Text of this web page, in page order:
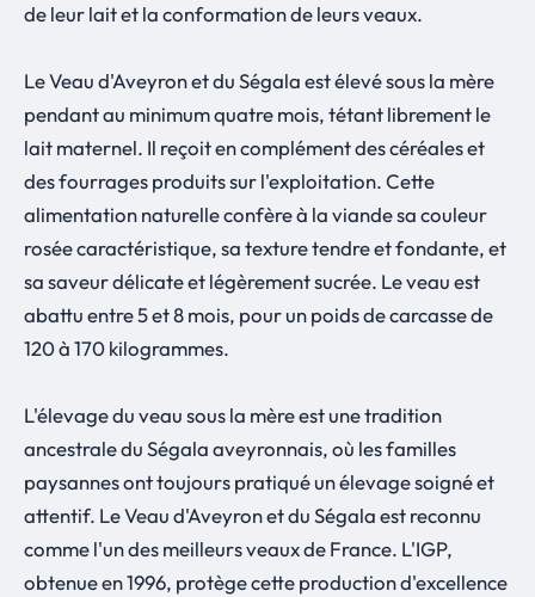
de leur lait et la conformation de leurs veaux.
Le Veau d'Aveyron et du Ségala est élevé sous la mère
pendant au minimum quatre mois, tétant librement le
lait maternel. Il reçoit en complément des céréales et
des fourrages produits sur l'exploitation. Cette
alimentation naturelle confère à la viande sa couleur
rosée caractéristique, sa texture tendre et fondante, et
sa saveur délicate et légèrement sucrée. Le veau est
abattu entre 5 et 8 mois, pour un poids de carcasse de
120 à 170 kilogrammes.
L'élevage du veau sous la mère est une tradition
ancestrale du Ségala aveyronnais, où les familles
paysannes ont toujours pratiqué un élevage soigné et
attentif. Le Veau d'Aveyron et du Ségala est reconnu
comme l'un des meilleurs veaux de France. L'IGP,
obtenue en 1996, protège cette production d'excellence